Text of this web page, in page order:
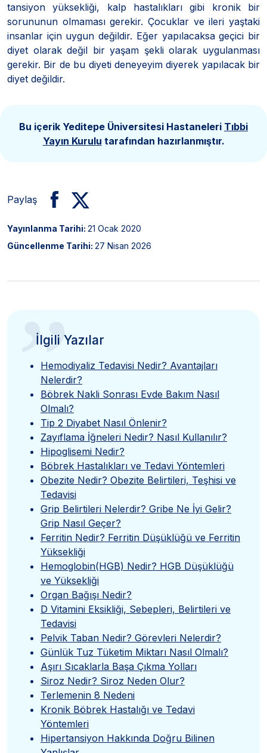
tansiyon yüksekliği, kalp hastalıkları gibi kronik bir
sorununun olmaması gerekir. Çocuklar ve ileri yaştaki
insanlar için uygun değildir. Eğer yapılacaksa geçici bir
diyet olarak değil bir yaşam şekli olarak uygulanması
gerekir. Bir de bu diyeti deneyeyim diyerek yapılacak bir
diyet değildir.
Bu içerik Yeditepe Üniversitesi Hastaneleri Tıbbi
Yayın Kurulu tarafından hazırlanmıştır.
Paylaş
Yayınlanma Tarihi: 21 Ocak 2020
Güncellenme Tarihi: 27 Nisan 2026
”
İlgili Yazılar
Hemodiyaliz Tedavisi Nedir? Avantajları
Nelerdir?
Böbrek Nakli Sonrası Evde Bakım Nasıl
Olmalı?
Tip 2 Diyabet Nasıl Önlenir?
Zayıflama İğneleri Nedir? Nasıl Kullanılır?
Hipoglisemi Nedir?
Böbrek Hastalıkları ve Tedavi Yöntemleri
Obezite Nedir? Obezite Belirtileri, Teşhisi ve
Tedavisi
Grip Belirtileri Nelerdir? Gribe Ne İyi Gelir?
Grip Nasıl Geçer?
Ferritin Nedir? Ferritin Düşüklüğü ve Ferritin
Yüksekliği
Hemoglobin(HGB) Nedir? HGB Düşüklüğü
ve Yüksekliği
Organ Bağışı Nedir?
D Vitamini Eksikliği, Sebepleri, Belirtileri ve
Tedavisi
Pelvik Taban Nedir? Görevleri Nelerdir?
Günlük Tuz Tüketim Miktarı Nasıl Olmalı?
Aşırı Sıcaklarla Başa Çıkma Yolları
Siroz Nedir? Siroz Neden Olur?
Terlemenin 8 Nedeni
Kronik Böbrek Hastalığı ve Tedavi
Yöntemleri
Hipertansiyon Hakkında Doğru Bilinen